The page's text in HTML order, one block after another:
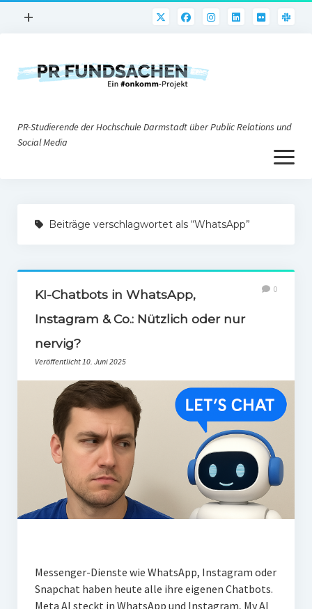
Menü
+
PR@h_da
Nonprofit-PR
Social Media
PR-Theorie
PR-Ethik
PR-Studien
Gesellschaft & Medien
Infografik-Themengarten
Künstliche Intelligenz
17 Ziele
Zukunft der Bildung
PR-Studierende der Hochschule Darmstadt über Public Relations und
Social Media
Menü
öffnen
Impressum
Beiträge verschlagwortet als “WhatsApp”
KI-Chatbots in WhatsApp,
Instagram & Co.: Nützlich oder nur
nervig?
Veröffentlicht 10. Juni 2025
0
Messenger-Dienste wie WhatsApp, Instagram oder
Snapchat haben heute alle ihre eigenen Chatbots.
Meta AI steckt in WhatsApp und Instagram, My AI